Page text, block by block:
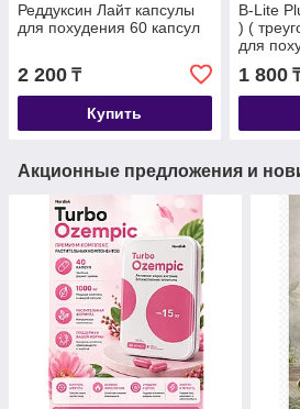
Реддуксин Лайт капсулы
для похудения 60 капсул
2 200 ₸
Купить
B-Lite
) (
для
1 800
Акционные предложения и